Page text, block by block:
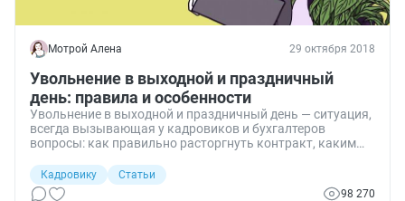
Мотрой Алена 29 октября 2018
Увольнение в выходной и праздничный
день: правила и особенности
Увольнение в выходной и праздничный день — ситуация,
всегда вызывающая у кадровиков и бухгалтеров
вопросы: как правильно расторгнуть контракт, каким
подтверждается и довольно противоречивой судебной
практикой.
Кадровику
Статьи
98 270